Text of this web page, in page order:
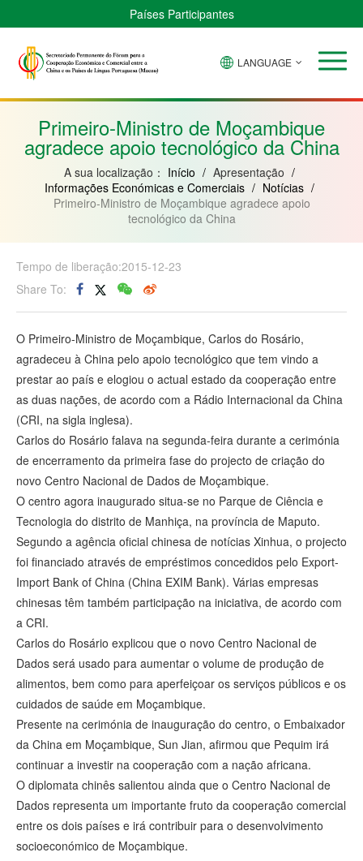
Países Participantes
Verde
Bissau
Guiné
Moçambique
LANGUAGE
Primeiro-Ministro de Moçambique
agradece apoio tecnológico da China
A sua localização： Início / Apresentação /
Informações Económicas e Comerciais / Notícias /
Primeiro-Ministro de Moçambique agradece apoio
tecnológico da China
Tempo de liberação:2015-12-23
Share To:
O Primeiro-Ministro de Moçambique, Carlos do Rosário,
agradeceu à China pelo apoio tecnológico que tem vindo a
prestar ao país e elogiou o actual estado da cooperação entre
as duas nações, de acordo com a Rádio Internacional da China
(CRI, na sigla inglesa).
Carlos do Rosário falava na segunda-feira durante a cerimónia
de encerramento da primeira fase do projecto de criação do
novo Centro Nacional de Dados de Moçambique.
O centro agora inaugurado situa-se no Parque de Ciência e
Tecnologia do distrito de Manhiça, na província de Maputo.
Segundo a agência oficial chinesa de notícias Xinhua, o projecto
foi financiado através de empréstimos concedidos pelo Export-
Import Bank of China (China EXIM Bank). Várias empresas
chinesas têm também participação na iniciativa, de acordo com
a CRI.
Carlos do Rosário explicou que o novo Centro Nacional de
Dados será usado para aumentar o volume de produção de
alimentos, bem como para aperfeiçoar os serviços públicos e os
cuidados de saúde em Moçambique.
Presente na cerimónia de inauguração do centro, o Embaixador
da China em Moçambique, Sun Jian, afirmou que Pequim irá
continuar a investir na cooperação com a nação africana.
O diplomata chinês salientou ainda que o Centro Nacional de
Dados representa um importante fruto da cooperação comercial
entre os dois países e irá contribuir para o desenvolvimento
socioeconómico de Moçambique.